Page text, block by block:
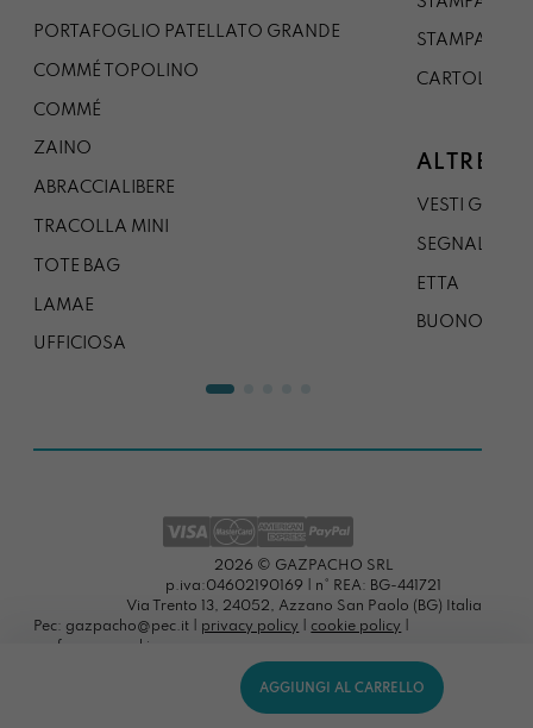
AGGIUNGI AL CARRELLO
PORTAFOGLIO PATELLATO GRANDE
COMMÉ TOPOLINO
COMMÉ
ZAINO
ABRACCIALIBERE
TRACOLLA MINI
TOTE BAG
LAMAE
UFFICIOSA
STAMPA A0
CARTOLINA
ALTRE
VESTI
SEGNALIBRO
ETTA
BUONO
2026 © GAZPACHO SRL
p.iva:04602190169 | n° REA: BG-441721
Via Trento 13, 24052, Azzano San Paolo (BG) Italia
Pec: gazpacho@pec.it | privacy policy cookie policy
preferenze cookies